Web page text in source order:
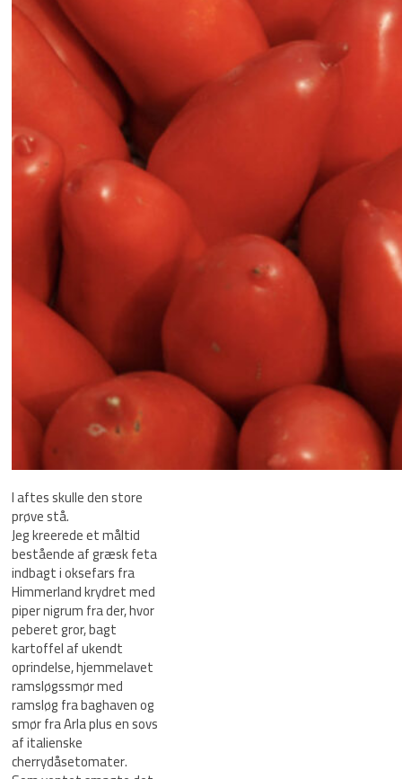
I aftes skulle den store
prøve stå.
Jeg kreerede et måltid
bestående af græsk feta
indbagt i oksefars fra
Himmerland krydret med
piper nigrum fra der, hvor
peberet gror, bagt
kartoffel af ukendt
oprindelse, hjemmelavet
ramsløgssmør med
ramsløg fra baghaven og
smør fra Arla plus en sovs
af italienske
cherrydåsetomater.